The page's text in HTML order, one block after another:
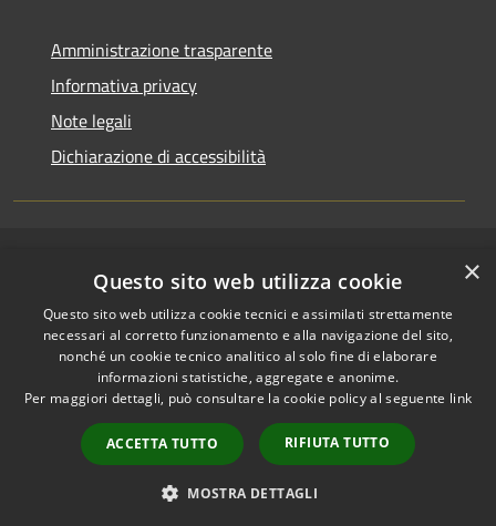
Amministrazione trasparente
Informativa privacy
Note legali
Dichiarazione di accessibilità
Accessibilità
Privacy
Cookie
Mappa del sito
Area riservata
amministratori comunali
Portale Dipendente
Comunicazioni Dirigenti
Copyright © 2026 • Comune di
Riccione • Powered by
Municipium•Accesso
redazione
×
Questo sito web utilizza cookie
Questo sito web utilizza cookie tecnici e assimilati strettamente
necessari al corretto funzionamento e alla navigazione del sito,
nonché un cookie tecnico analitico al solo fine di elaborare
informazioni statistiche, aggregate e anonime.
Per maggiori dettagli, può consultare la cookie policy al seguente link
ACCETTA TUTTO RIFIUTA TUTTO
MOSTRA DETTAGLI